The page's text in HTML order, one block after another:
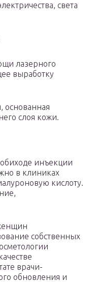
света
лазерного
выработку
основанная
слоя кожи.
инъекции
в клиниках
кислоту.
собственных
врачи-
обновления и